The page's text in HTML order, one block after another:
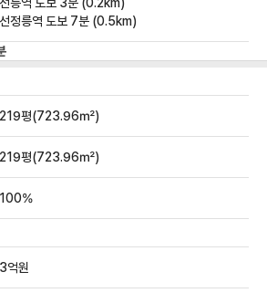
선정릉역 도보 7분 (0.5km)
219평(723.96㎡)
219평(723.96㎡)
100%
3억원